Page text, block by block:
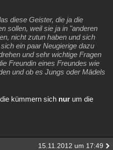
diese Geister, die ja die
sollen, weil sie ja in "anderen
nicht zutun haben und sich
ein paar Neugierige dazu
und sehr wichtige Fragen
Freundin eines Freundes wie
und ob es Jungs oder Mädels
kümmern sich nur um die
15.11.2012 um 17:49